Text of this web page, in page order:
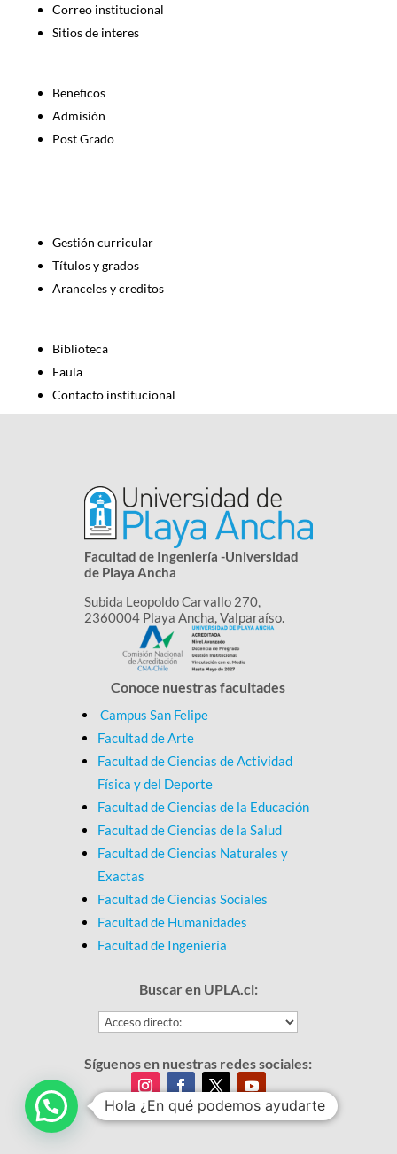
Correo institucional
Sitios de interes
Beneficos
Admisión
Post Grado
Gestión curricular
Títulos y grados
Aranceles y creditos
Biblioteca
Eaula
Contacto institucional
​​Facultad de Ingeniería -Universidad
de Playa Ancha
Subida Leopoldo Carvallo 270,
2360004 Playa Ancha, Valparaíso.
Conoce nuestras facultades
Campus San Felipe
Facultad de Arte
Facultad de Ciencias de Actividad
Física y del Deporte
Facultad de Ciencias de la Educación
Facultad de Ciencias de la Salud
Facultad de Ciencias Naturales y
Exactas
Facultad de Ciencias Sociales
Facultad de Humanidades
Facultad de Ingeniería
Buscar en UPLA.cl:
Síguenos en nuestras redes sociales:
Hola ¿En qué podemos ayudarte